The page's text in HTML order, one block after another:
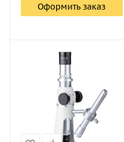
Оформить заказ